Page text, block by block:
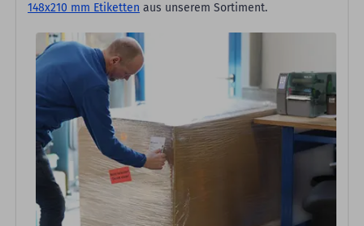
148x210 mm Etiketten aus unserem Sortiment.